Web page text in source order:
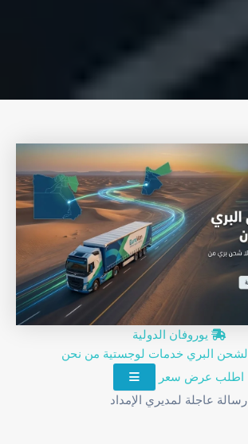
يوروفان
الدولية
الشحن البري خدمات لوجستية من نحن
اطلب عرض سعر
رسالة عاجلة لمديري الإمداد